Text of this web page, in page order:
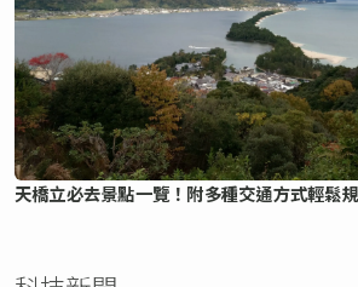
天橋立必去景點一覽！附多種交通方式輕鬆